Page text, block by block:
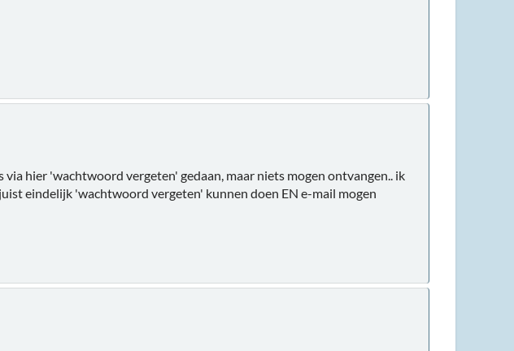
hier 'wachtwoord vergeten' gedaan, maar niets mogen ontvangen.. ik
eindelijk 'wachtwoord vergeten' kunnen doen EN e-mail mogen